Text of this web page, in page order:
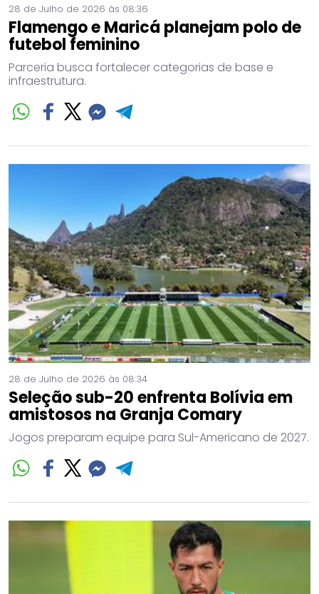
28 de Julho de 2026 às 08:36
Flamengo e Maricá planejam polo de
futebol feminino
Parceria busca fortalecer categorias de base e
infraestrutura.
28 de Julho de 2026 às 08:34
Seleção sub-20 enfrenta Bolívia em
amistosos na Granja Comary
Jogos preparam equipe para Sul-Americano de 2027.